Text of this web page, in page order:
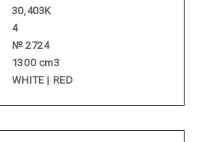
30,403K
4
№ 2724
1300 cm3
WHITE | RED